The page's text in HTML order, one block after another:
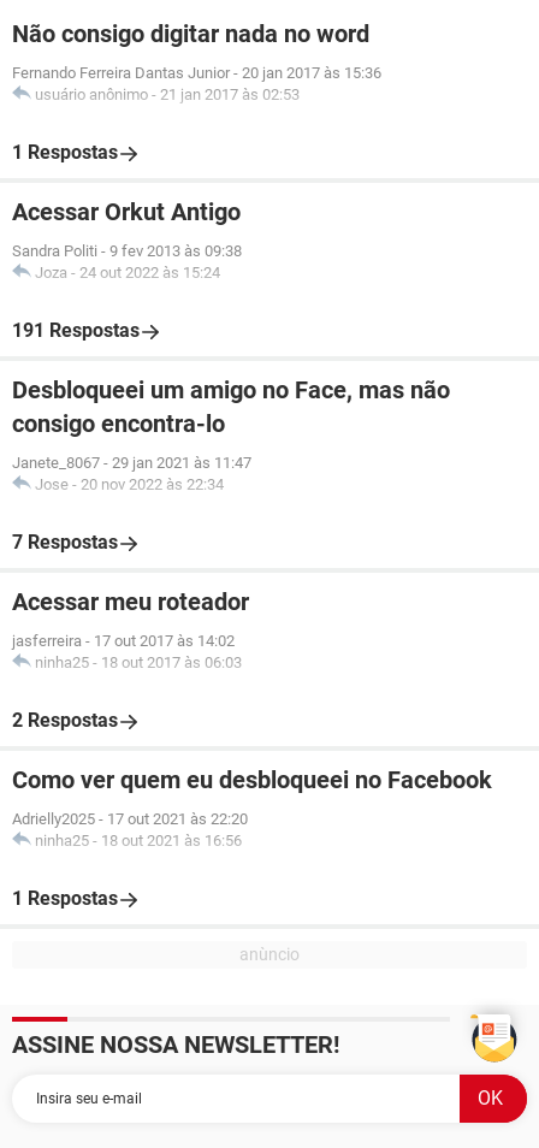
Não consigo digitar nada no word
Fernando Ferreira Dantas Junior - 20 jan 2017 às 15:36
usuário anônimo - 21 jan 2017 às 02:53
1 Respostas
Acessar Orkut Antigo
Sandra Politi - 9 fev 2013 às 09:38
Joza - 24 out 2022 às 15:24
191 Respostas
Desbloqueei um amigo no Face, mas não
consigo encontra-lo
Janete_8067 - 29 jan 2021 às 11:47
Jose - 20 nov 2022 às 22:34
7 Respostas
Acessar meu roteador
jasferreira - 17 out 2017 às 14:02
ninha25 - 18 out 2017 às 06:03
2 Respostas
Como ver quem eu desbloqueei no Facebook
Adrielly2025 - 17 out 2021 às 22:20
ninha25 - 18 out 2021 às 16:56
1 Respostas
ASSINE NOSSA NEWSLETTER!